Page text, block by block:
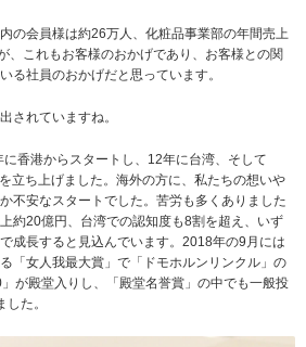
の会員様は約26万人、化粧品事業部の年間売上
、これもお客様のおかげであり、お客様との関
る社員のおかげだと思っています。
されていますね。
香港からスタートし、12年に台湾、そして
立ち上げました。海外の方に、私たちの想いや
不安なスタートでした。苦労も多くありました
約20億円、台湾での認知度も8割を超え、いず
成長すると見込んでいます。2018年の9月には
「女人我最大賞」で「ドモホルンリンクル」の
が殿堂入りし、「殿堂名誉賞」の中でも一般投
た。